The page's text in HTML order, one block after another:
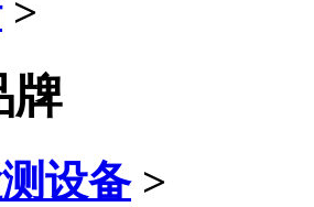
>
牌
设备 >